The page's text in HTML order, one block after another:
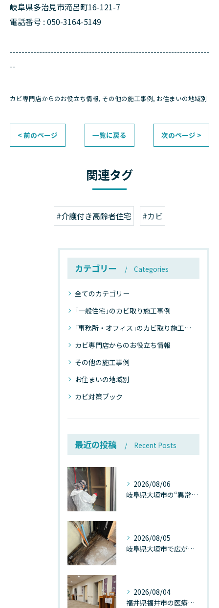
岐阜県多治見市滝呂町16-121-7
電話番号 : 050-3164-5149
--------------------------------------------------------------------
--
カビ専門店からのお役立ち情報 その他の施工事例 お住まいの地域別
< 前のページ 一覧に戻る 次のページ >
関連タグ
#介護付き高齢者住宅 #カビ
カテゴリー Categories
全てのカテゴリー
｢一般住宅｣のカビ取り施工事例
｢事務所・オフィス｣のカビ取り施工事例
カビ専門店からのお役立ち情報
その他の施工事例
お住まいの地域別
カビ対策ブック
最近の投稿 Recent Posts
2026/08/06
岐阜県大垣市の“異常に高い気温”が建物内部を腐らせる──深層カビが爆発的に増える本当の理由
2026/08/05
岐阜県大垣市で広がる“深層カビ汚染”──なぜ除カビが必要なのか、建物内部で起きている見えない危機
2026/08/04
福井県福井市の医療施設で広がる“見えないカビ汚染”──なぜ除カビが必須なのか、その本質を徹底解説